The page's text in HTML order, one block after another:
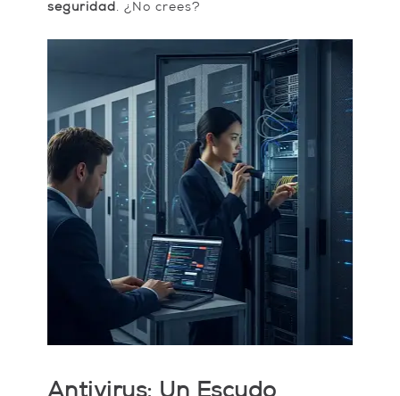
seguridad . ¿No crees?